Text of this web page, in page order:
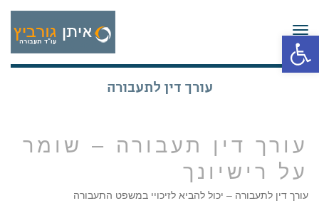
פתח סרגל נגישות
תפריט
עורך דין לתעבורה
עורך דין תעבורה – שומר
על רישיונך
עורך דין לתעבורה – יכול להביא לזיכויי במשפט התעבורה